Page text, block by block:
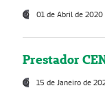
01 de Abril de 2020
Prestador
15 de Janeiro de